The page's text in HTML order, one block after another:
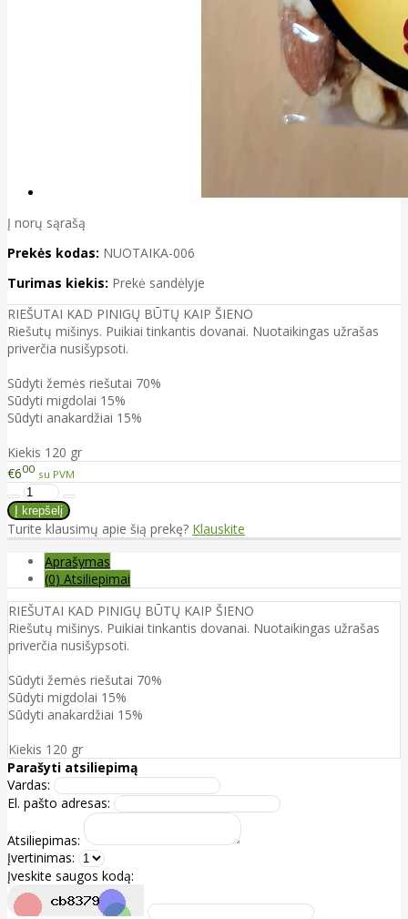
Į norų sąrašą
Prekės kodas: NUOTAIKA-006
Turimas kiekis: Prekė sandėlyje
RIEŠUTAI KAD PINIGŲ BŪTŲ KAIP ŠIENO
Riešutų mišinys. Puikiai tinkantis dovanai. Nuotaikingas užrašas
priverčia nusišypsoti.
Sūdyti žemės riešutai 70%
Sūdyti migdolai 15%
Sūdyti anakardžiai 15%
Kiekis 120 gr
€600 su PVM
Turite klausimų apie šią prekę? Klauskite
Aprašymas
(0) Atsiliepimai
RIEŠUTAI KAD PINIGŲ BŪTŲ KAIP ŠIENO
Riešutų mišinys. Puikiai tinkantis dovanai. Nuotaikingas užrašas
priverčia nusišypsoti.
Sūdyti žemės riešutai 70%
Sūdyti migdolai 15%
Sūdyti anakardžiai 15%
Kiekis 120 gr
Parašyti atsiliepimą
Vardas:
El. pašto adresas:
Atsiliepimas:
Įvertinimas:
Įveskite saugos kodą: